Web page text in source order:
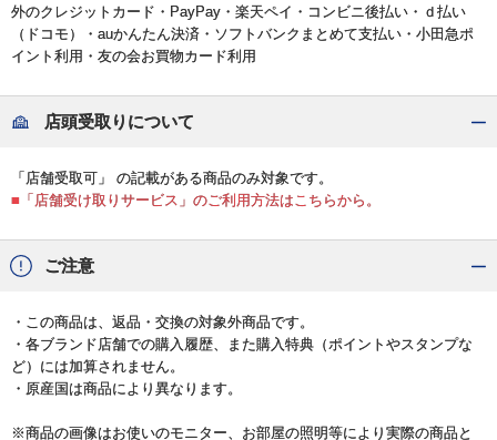
外のクレジットカード・PayPay・楽天ペイ・コンビニ後払い・ｄ払い
（ドコモ）・auかんたん決済・ソフトバンクまとめて支払い・小田急ポ
イント利用・友の会お買物カード利用
店頭受取りについて
「店舗受取可」 の記載がある商品のみ対象です。
■「店舗受け取りサービス」のご利用方法はこちらから。
ご注意
・この商品は、返品・交換の対象外商品です。
・各ブランド店舗での購入履歴、また購入特典（ポイントやスタンプな
ど）には加算されません。
・原産国は商品により異なります。
※商品の画像はお使いのモニター、お部屋の照明等により実際の商品と